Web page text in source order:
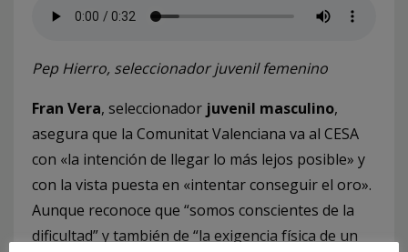
Pep Hierro, seleccionador juvenil femenino
Fran Vera, seleccionador juvenil masculino,
asegura que la Comunitat Valenciana va al CESA
con «la intención de llegar lo más lejos posible» y
con la vista puesta en «intentar conseguir el oro».
Aunque reconoce que “somos conscientes de la
dificultad” y también de “la exigencia física de un